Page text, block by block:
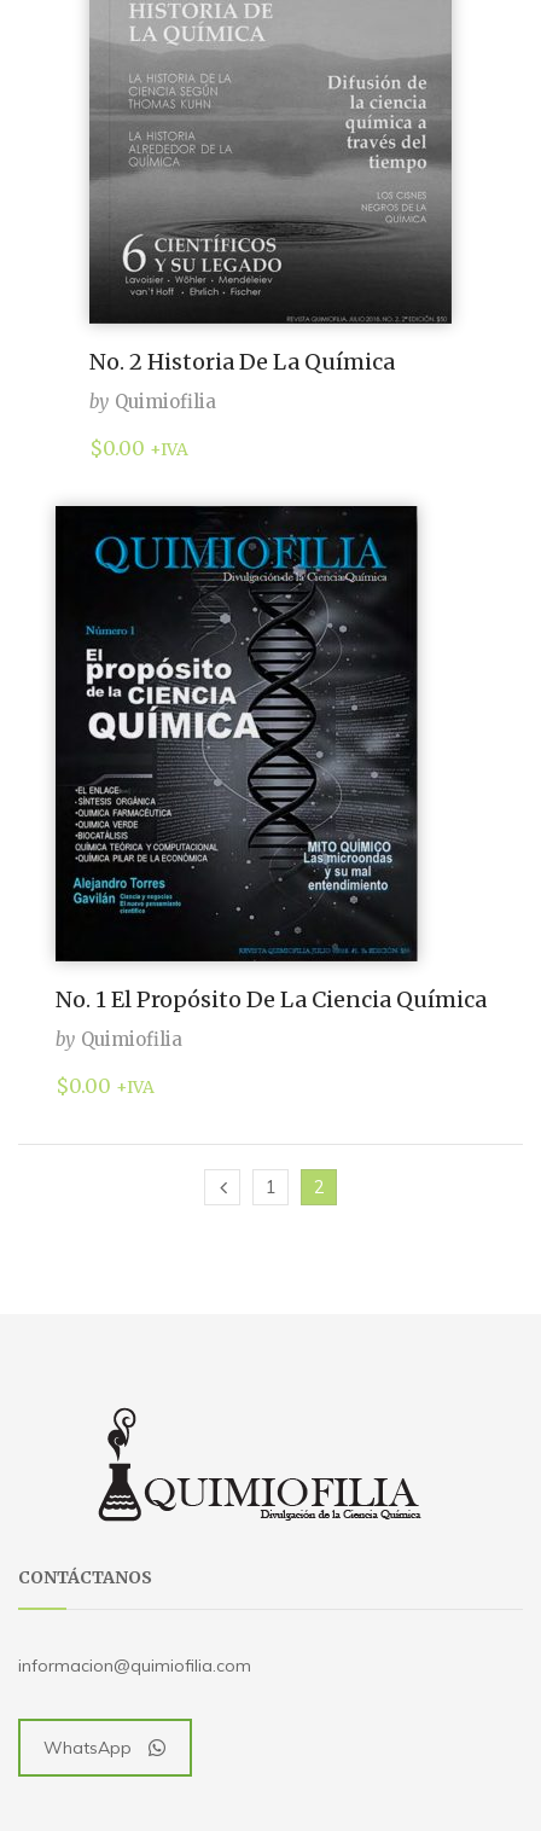
No. 2 Historia De La Química
by Quimiofilia
$0.00 +IVA
No. 1 El Propósito De La Ciencia Química
by Quimiofilia
$0.00 +IVA
1 2
CONTÁCTANOS
informacion@quimiofilia.com
WhatsApp